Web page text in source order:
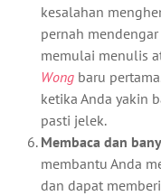
kesalahan
pernah
memulai menulis
Wong baru
ketika Anda yakin
pasti jelek.
Membaca dan
membantu Anda
dan dapat